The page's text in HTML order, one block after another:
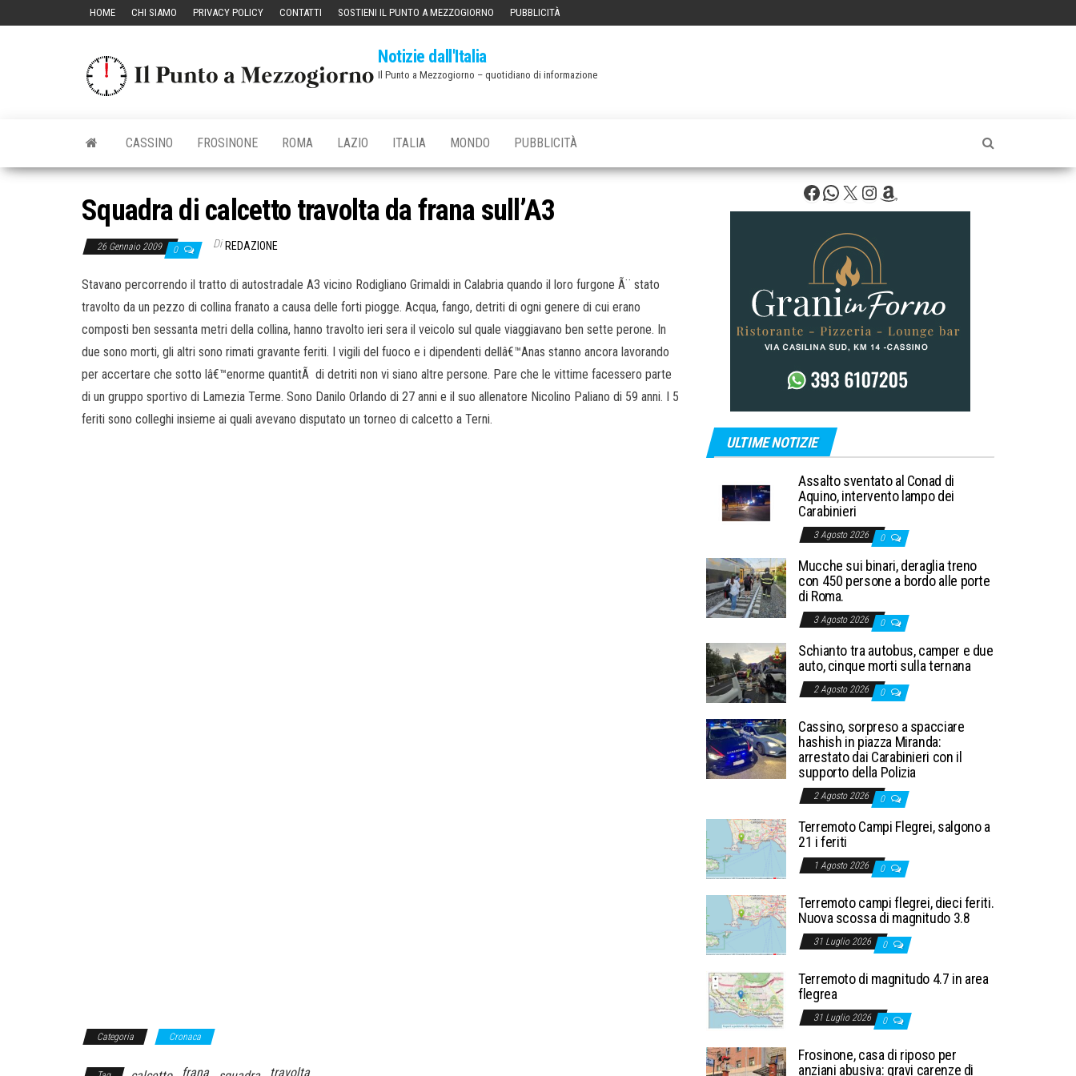
HOME CHI SIAMO PRIVACY POLICY CONTATTI SOSTIENI IL PUNTO A MEZZOGIORNO PUBBLICITÀ
Notizie dall'Italia
Il Punto a Mezzogiorno – quotidiano di informazione
CASSINO FROSINONE ROMA LAZIO ITALIA MONDO PUBBLICITÀ
Squadra di calcetto travolta da frana sull’A3
26 Gennaio 2009 0 Di REDAZIONE
Stavano percorrendo il tratto di autostradale A3 vicino Rodigliano Grimaldi in Calabria quando il loro furgone Ã¨ stato
travolto da un pezzo di collina franato a causa delle forti piogge. Acqua, fango, detriti di ogni genere di cui erano
composti ben sessanta metri della collina, hanno travolto ieri sera il veicolo sul quale viaggiavano ben sette perone. In
due sono morti, gli altri sono rimati gravante feriti. I vigili del fuoco e i dipendenti dellâ€™Anas stanno ancora lavorando
per accertare che sotto lâ€™enorme quantitÃ di detriti non vi siano altre persone. Pare che le vittime facessero parte
di un gruppo sportivo di Lamezia Terme. Sono Danilo Orlando di 27 anni e il suo allenatore Nicolino Paliano di 59 anni. I 5
feriti sono colleghi insieme ai quali avevano disputato un torneo di calcetto a Terni.
Categoria Cronaca
frana travolta
Facebook
WhatsApp
X Instagram
Amazon
ULTIME NOTIZIE
Assalto sventato al Conad di
Aquino, intervento lampo dei
Carabinieri
3 Agosto 2026 0
Mucche sui binari, deraglia treno
con 450 persone a bordo alle porte
di Roma.
3 Agosto 2026 0
Schianto tra autobus, camper e due
auto, cinque morti sulla ternana
2 Agosto 2026 0
Cassino, sorpreso a spacciare
hashish in piazza Miranda:
arrestato dai Carabinieri con il
supporto della Polizia
2 Agosto 2026 0
Terremoto Campi Flegrei, salgono a
21 i feriti
1 Agosto 2026 0
Terremoto campi flegrei, dieci feriti.
Nuova scossa di magnitudo 3.8
31 Luglio 2026 0
Terremoto di magnitudo 4.7 in area
flegrea
31 Luglio 2026 0
Frosinone, casa di riposo per
anziani abusiva: gravi carenze di